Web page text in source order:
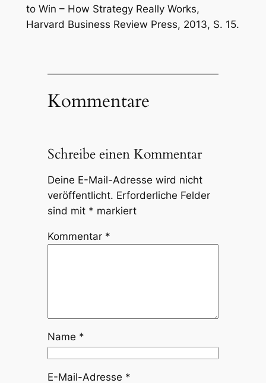
to Win – How Strategy Really Works,
Harvard Business Review Press, 2013, S. 15.
Kommentare
Schreibe einen Kommentar
Deine E-Mail-Adresse wird nicht
veröffentlicht. Erforderliche Felder
sind mit * markiert
Kommentar *
Name *
E-Mail-Adresse *